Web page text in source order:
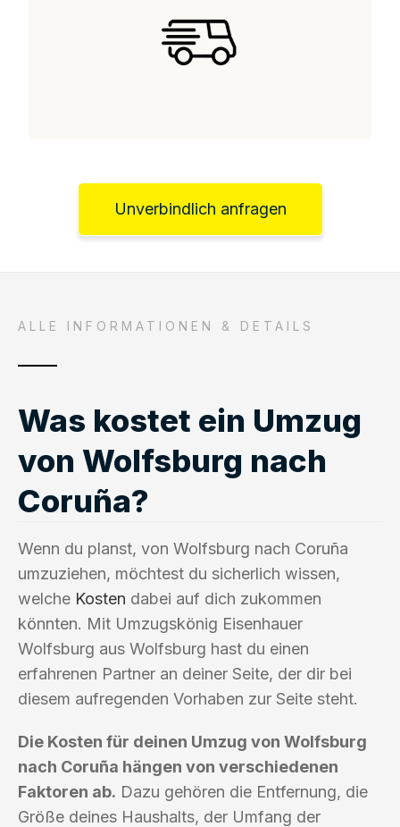
Unverbindlich anfragen
ALLE INFORMATIONEN & DETAILS
Was kostet ein Umzug
von Wolfsburg nach
Coruña?
Wenn du planst, von Wolfsburg nach Coruña
umzuziehen, möchtest du sicherlich wissen,
welche Kosten dabei auf dich zukommen
könnten. Mit Umzugskönig Eisenhauer
Wolfsburg aus Wolfsburg hast du einen
erfahrenen Partner an deiner Seite, der dir bei
diesem aufregenden Vorhaben zur Seite steht.
Die Kosten für deinen Umzug von Wolfsburg
nach Coruña hängen von verschiedenen
Faktoren ab. Dazu gehören die Entfernung, die
Größe deines Haushalts, der Umfang der